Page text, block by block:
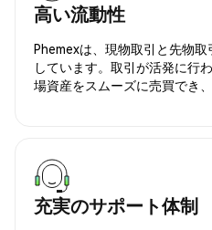
高い流動性
Phemexは、現物取引と先物
しています。取引が活発に行
場資産をスムーズに売買でき
充実のサポート体制